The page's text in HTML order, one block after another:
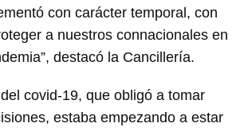
con carácter temporal, con
a nuestros connacionales en
destacó la Cancillería.
covid-19, que obligó a tomar
estaba empezando a estar